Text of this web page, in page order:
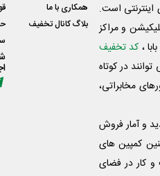
است.
و مراکز
، کد تخفیف
در کوتاه
مخابراتی،
و آمار فروش
کمپین های
کار در فضای
همکاری با ما
بلاگ کانال تخفیف